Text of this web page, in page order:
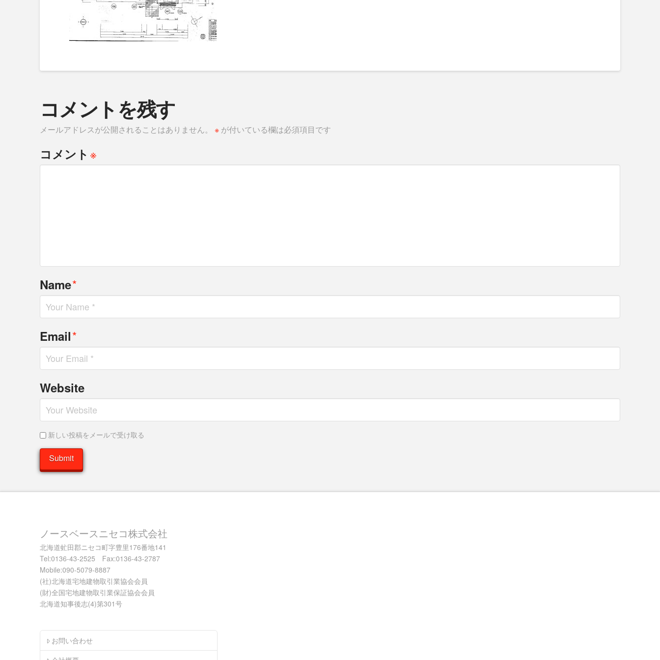
コメントを残す
メールアドレスが公開されることはありません。 ※が付いている欄は必須項目です
コメント※
Name*
Email*
Website
新しい投稿をメールで受け取る
ノースベースニセコ株式会社
北海道虻田郡ニセコ町字豊里176番地141
Tel:0136-43-2525 Fax:0136-43-2787
Mobile:090-5079-8887
(社)北海道宅地建物取引業協会会員
(財)全国宅地建物取引業保証協会会員
北海道知事後志(4)第301号
お問い合わせ